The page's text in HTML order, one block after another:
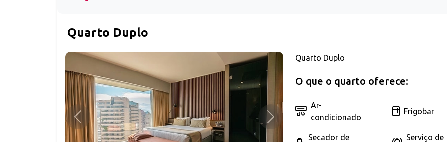
Quarto Duplo
Anterior Próximo
Quarto Duplo
O que o quarto oferece:
Ar-
condicionado
Frigobar
Secador de
Serviço de